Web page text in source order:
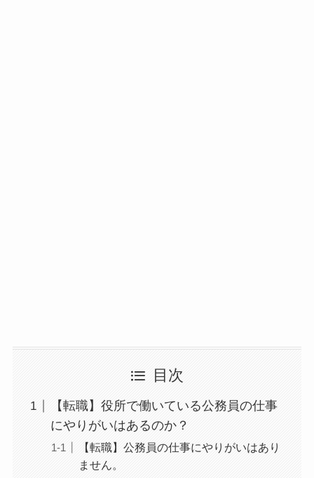
目次
【転職】役所で働いている公務員の仕事
にやりがいはあるのか？
【転職】公務員の仕事にやりがいはあり
ません。